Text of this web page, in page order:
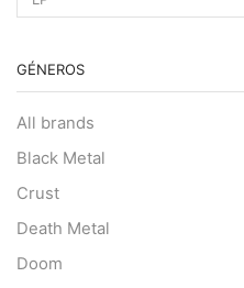
GÉNEROS
All brands
Black Metal
Crust
Death Metal
Doom